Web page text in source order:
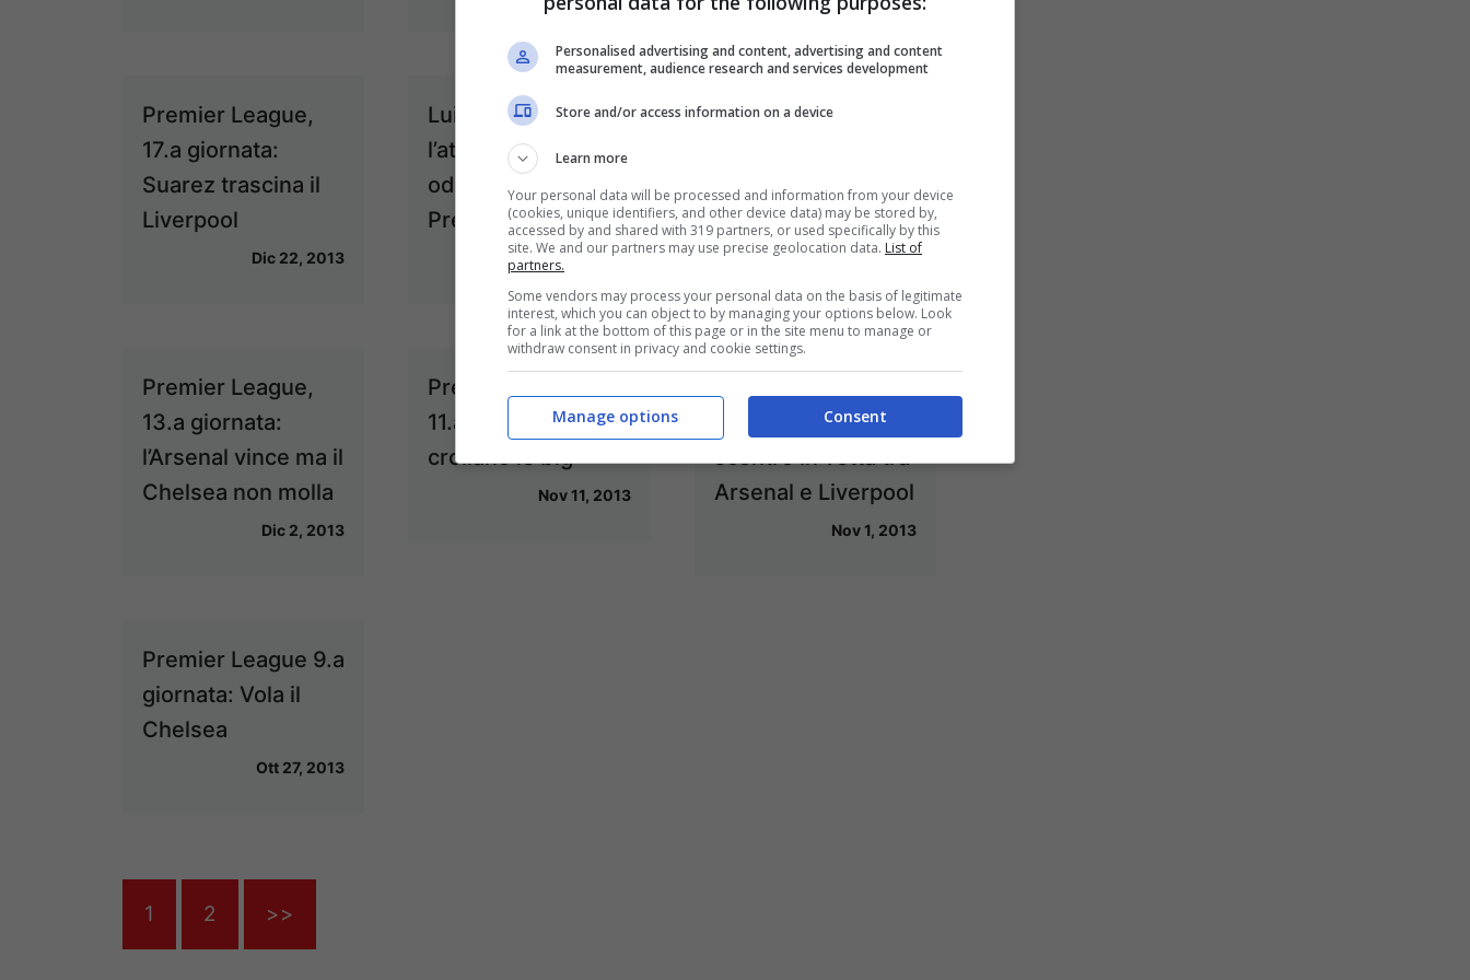
Premier League,
17.a giornata:
Suarez trascina il
Liverpool
Dic 22, 2013
Luis Suarez,
l’attaccante più
odiato conquista la
Premier League
Dic 16, 2013
Premier League,
frenano le grandi
Dic 8, 2013
Premier League,
13.a giornata:
l’Arsenal vince ma il
Chelsea non molla
Dic 2, 2013
Premier League
11.a giornata:
crollano le big
Nov 11, 2013
10.a giornata:
scontro in vetta tra
Arsenal e Liverpool
Nov 1, 2013
Premier League 9.a
giornata: Vola il
Chelsea
Ott 27, 2013
1 2 >>
Personalised advertising and content, advertising and content
measurement, audience research and services development
Store and/or access information on a device
Learn more
Your personal data will be processed and information from your device
(cookies, unique identifiers, and other device data) may be stored by,
accessed by and shared with 319 partners, or used specifically by this
site. We and our partners may use precise geolocation data. List of
partners.
Some vendors may process your personal data on the basis of legitimate
interest, which you can object to by managing your options below. Look
for a link at the bottom of this page or in the site menu to manage or
withdraw consent in privacy and cookie settings.
Consent
Manage options